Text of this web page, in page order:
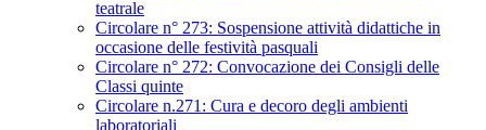
teatrale
Circolare n° 273: Sospensione attività didattiche in
occasione delle festività pasquali
Circolare n° 272: Convocazione dei Consigli delle
Classi quinte
Circolare n.271: Cura e decoro degli ambienti
laboratoriali